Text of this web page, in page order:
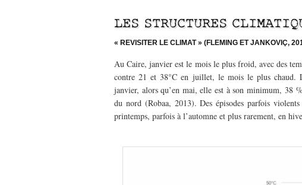
LES STRUCTURES
« REVISITER LE CLIMAT » (FLEMING ET JANKOVIÇ,
Au Caire, janvier est le mois le plus froid, avec des
contre 21 et 38°C en juillet, le mois le plus chaud.
janvier, alors qu’en mai, elle est à son minimum, 38
du nord (Robaa, 2013). Des épisodes parfois
printemps, parfois à l’automne et plus rarement, en